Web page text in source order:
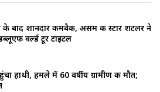
के बाद शानदार कमबैक, असम की स्टार शटलर ने
वर्ल्ड टूर टाइटल
हाथी, हमले में 60 वर्षीय ग्रामीण की मौत;